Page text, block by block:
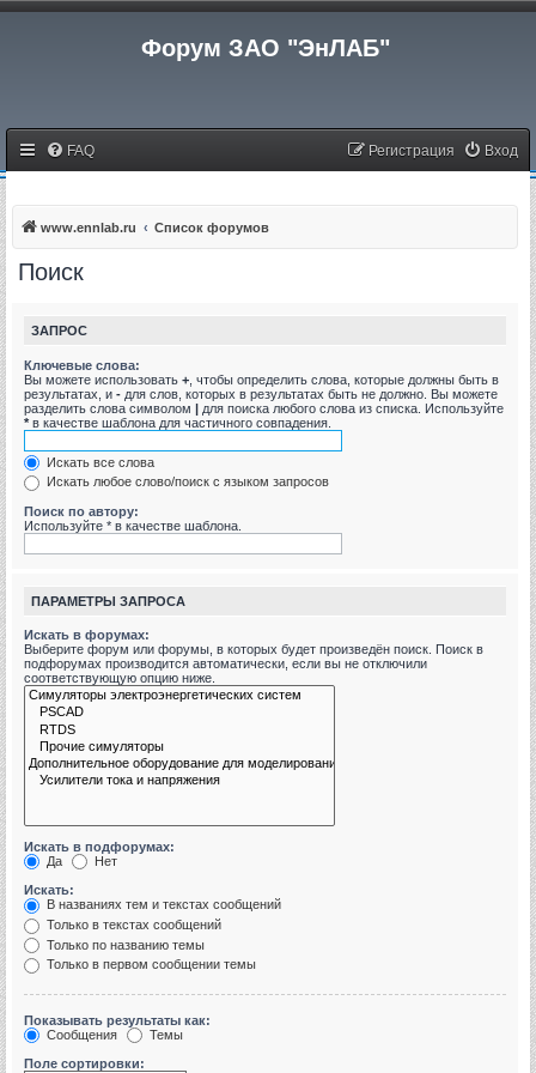
Форум ЗАО "ЭнЛАБ"
FAQ Вход
Регистрация
www.ennlab.ru Список форумов
Поиск
ЗАПРОС
Ключевые слова:
Вы можете использовать + , чтобы определить слова, которые должны быть в
результатах, и - для слов, которых в результатах быть не должно. Вы можете
разделить слова символом | для поиска любого слова из списка. Используйте
*в качестве шаблона для частичного совпадения.
Искать все слова
Искать любое слово/поиск с языком запросов
Поиск по автору:
Используйте * в качестве шаблона.
ПАРАМЕТРЫ ЗАПРОСА
Искать в форумах:
Выберите форум или форумы, в которых будет произведён поиск. Поиск в
подфорумах производится автоматически, если вы не отключили
соответствующую опцию ниже.
Искать в подфорумах:
Да
Нет
Искать:
В названиях тем и текстах сообщений
Только в текстах сообщений
Только по названию темы
Только в первом сообщении темы
Показывать результаты как:
Сообщения
Темы
Поле сортировки: